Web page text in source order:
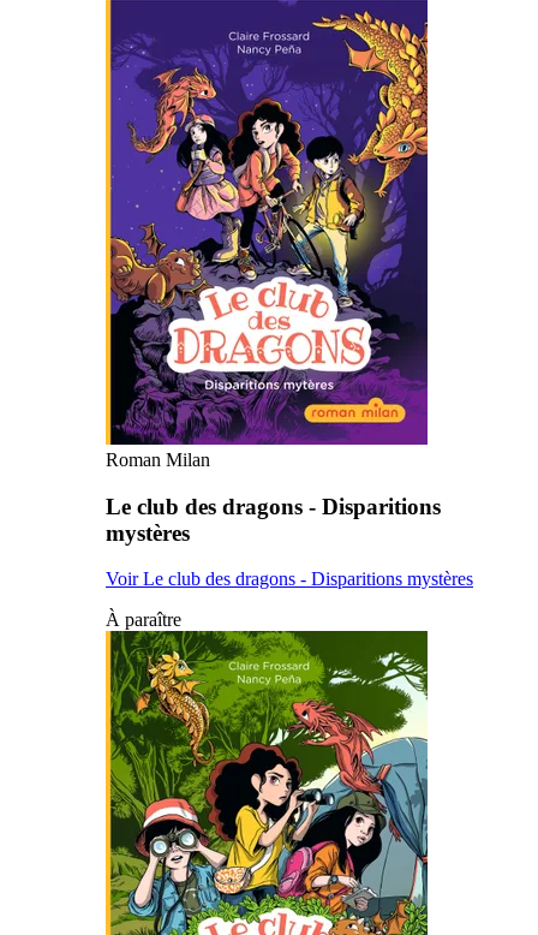
Roman Milan
Le club des dragons - Disparitions
mystères
Voir Le club des dragons - Disparitions mystères
À paraître